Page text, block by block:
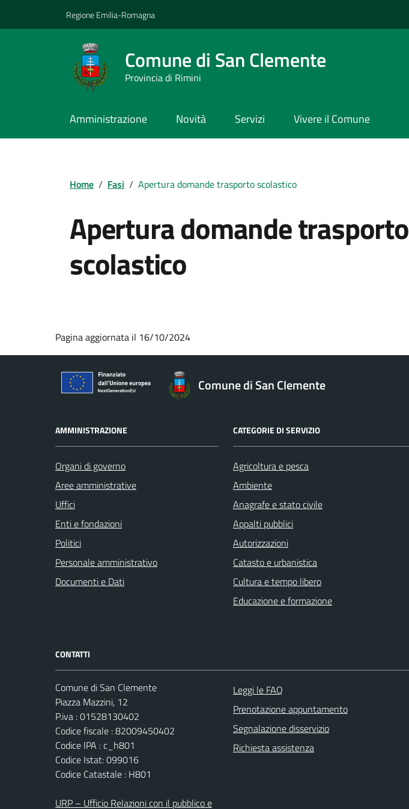
Regione Emilia-Romagna
Comune di San Clemente
Provincia di Rimini
Amministrazione Novità Servizi Vivere il Comune
Home / Fasi / Apertura domande trasporto scolastico
Apertura domande trasporto
scolastico
Pagina aggiornata il 16/10/2024
Comune di San Clemente
AMMINISTRAZIONE
Organi di governo
Aree amministrative
Uffici
Enti e fondazioni
Politici
Personale amministrativo
Documenti e Dati
CATEGORIE DI SERVIZIO
Agricoltura e pesca
Ambiente
Anagrafe e stato civile
Appalti pubblici
Autorizzazioni
Catasto e urbanistica
Cultura e tempo libero
Educazione e formazione
CONTATTI
Comune di San Clemente
Piazza Mazzini, 12
P.iva : 01528130402
Codice fiscale : 82009450402
Codice IPA : c_h801
Codice Istat: 099016
Codice Catastale : H801
URP – Ufficio Relazioni con il pubblico e
Leggi le FAQ
Prenotazione appuntamento
Segnalazione disservizio
Richiesta assistenza